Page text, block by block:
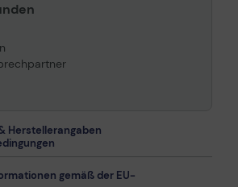
Herstellerangaben
gemäß der EU-